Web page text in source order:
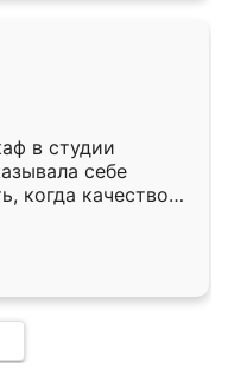
в студии
себе
когда качеством
кухня уже почти